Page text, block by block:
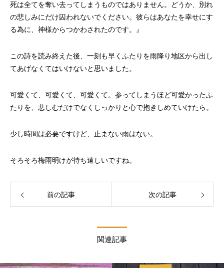
死は全てを奪い去ってしまうものではありません。どうか、別れ
の悲しみにだけ囚われないでください。彼らはあなたを幸せにす
る為に、神様からつかわされたのです。』
この詩を読み終えた後、一刻も早くふたりを雨降り地区から出し
てあげなくてはいけないと思いました。
可愛くて、可愛くて、可愛くて。参ってしまうほど可愛かったふ
たりを、悲しむだけでなくしっかりと心で抱きしめていけたら。
少し時間は必要ですけど、止まない雨はない。
そろそろ梅雨明けが待ち遠しいですね。
前の記事 次の記事
関連記事